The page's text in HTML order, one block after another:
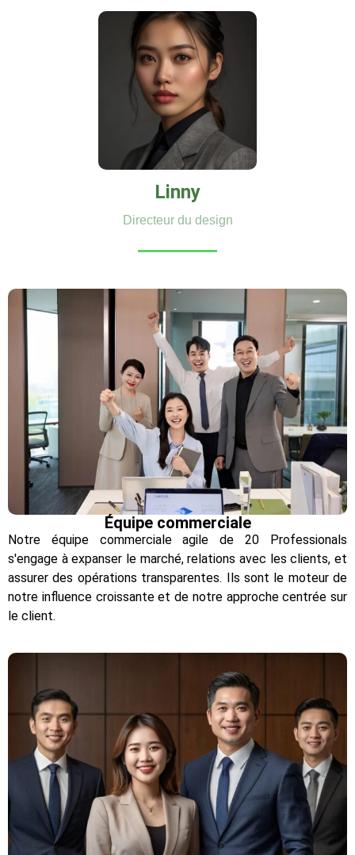
Linny
Directeur du design
Équipe commerciale
Notre équipe commerciale agile de 20 Professionals
s'engage à expanser le marché, relations avec les clients, et
assurer des opérations transparentes. Ils sont le moteur de
notre influence croissante et de notre approche centrée sur
le client.